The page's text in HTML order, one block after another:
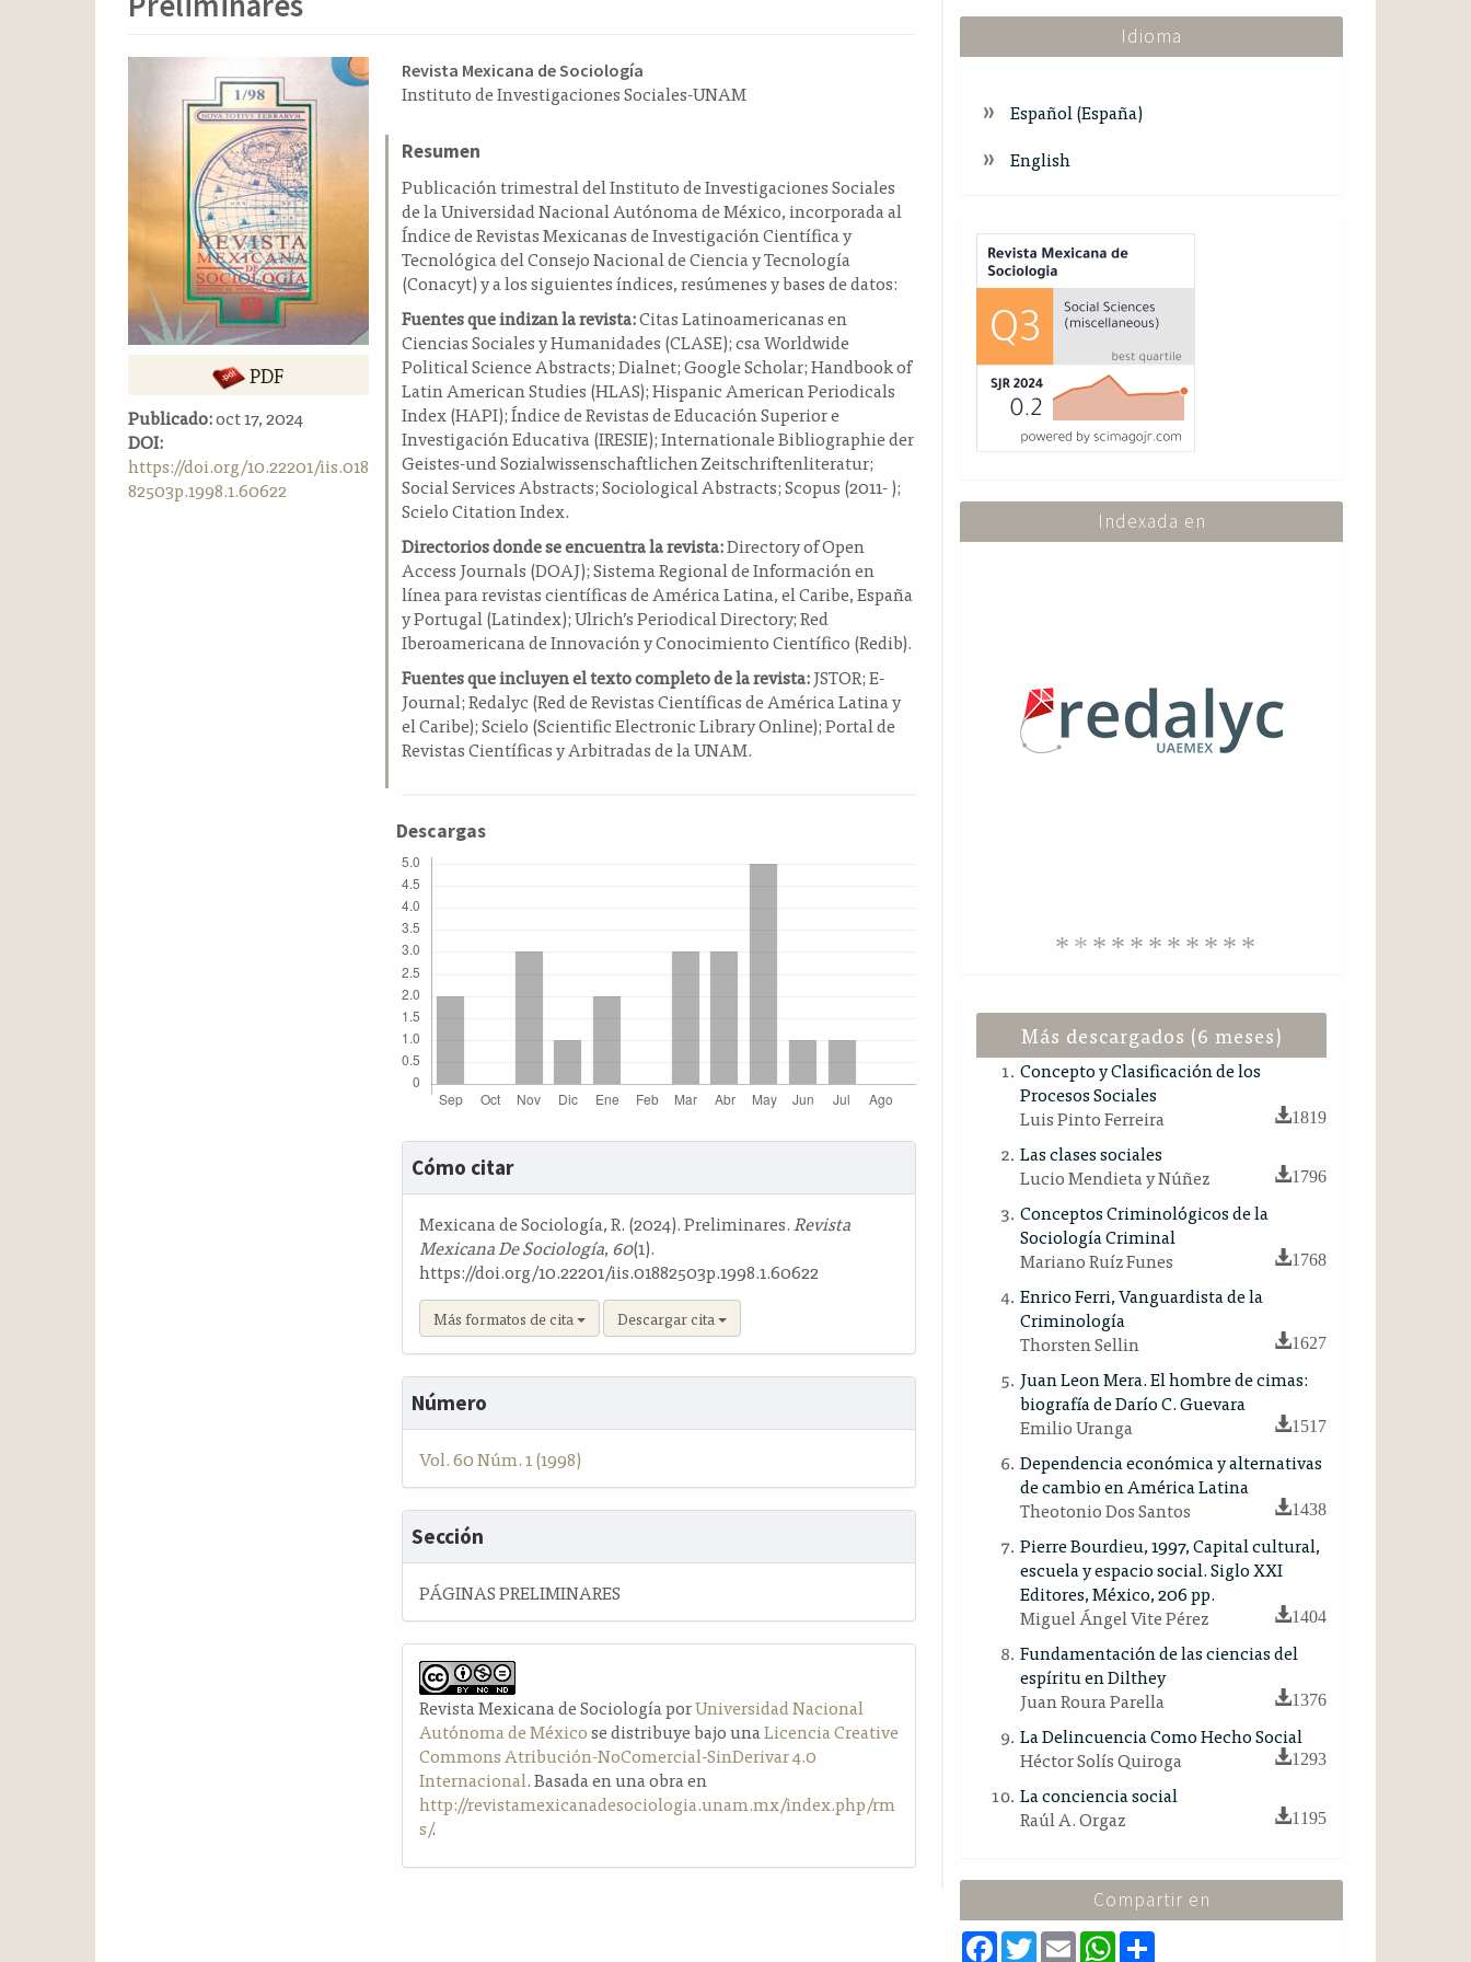
lateral
del
artículo
PDF
Publicado:oct 17, 2024
DOI:
https://doi.org/10.22201/iis.018
82503p.1998.1.60622
Contenido
principal
artículo
Revista Mexicana de Sociología
Instituto de Investigaciones Sociales-UNAM
Resumen
Publicación trimestral del Instituto de Investigaciones Sociales
de la Universidad Nacional Autónoma de México, incorporada al
Índice de Revistas Mexicanas de Investigación Científica y
Tecnológica del Consejo Nacional de Ciencia y Tecnología
(Conacyt) y a los siguientes índices, resúmenes y bases de datos:
Fuentes que indizan la revista:Citas Latinoamericanas en
Ciencias Sociales y Humanidades (CLASE); csa Worldwide
Political Science Abstracts; Dialnet; Google Scholar; Handbook of
Latin American Studies (HLAS); Hispanic American Periodicals
Index (HAPI); Índice de Revistas de Educación Superior e
Investigación Educativa (IRESIE); Internationale Bibliographie der
Geistes-und Sozialwissenschaftlichen Zeitschriftenliteratur;
Social Services Abstracts; Sociological Abstracts; Scopus (2011- );
Scielo Citation Index.
Directorios donde se encuentra la revista:Directory of Open
Access Journals (DOAJ); Sistema Regional de Información en
línea para revistas científicas de América Latina, el Caribe, España
y Portugal (Latindex); Ulrich’s Periodical Directory; Red
Iberoamericana de Innovación y Conocimiento Científico (Redib).
Fuentes que incluyen el texto completo de la revista:JSTOR; E-
Journal; Redalyc (Red de Revistas Científicas de América Latina y
el Caribe); Scielo (Scientific Electronic Library Online); Portal de
Revistas Científicas y Arbitradas de la UNAM.
Descargas
Detalles
del
artículo
Cómo citar
Mexicana de Sociología, R. (2024). Preliminares.Revista
Mexicana De Sociología, 60(1).
https://doi.org/10.22201/iis.01882503p.1998.1.60622
Más formatos de cita Descargar cita
Número
Vol. 60 Núm. 1 (1998)
Sección
PÁGINAS PRELIMINARES
Revista Mexicana de Sociología porUniversidad Nacional
Autónoma de Méxicose distribuye bajo unaLicencia Creative
Commons Atribución-NoComercial-SinDerivar 4.0
Internacional. Basada en una obra en
http://revistamexicanadesociologia.unam.mx/index.php/rm
s/.
Idioma
Español (España)
English
Index
Indexada en
Más descargados (6 meses)
Concepto y Clasificación de los
Procesos Sociales
Luis Pinto Ferreira
1819
Las clases sociales
Lucio Mendieta y Núñez
1796
Conceptos Criminológicos de la
Sociología Criminal
Mariano Ruíz Funes
1768
Enrico Ferri, Vanguardista de la
Criminología
Thorsten Sellin
1627
Juan Leon Mera. El hombre de cimas:
biografía de Darío C. Guevara
Emilio Uranga
1517
Dependencia económica y alternativas
de cambio en América Latina
Theotonio Dos Santos
1438
Pierre Bourdieu, 1997, Capital cultural,
escuela y espacio social. Siglo XXI
Editores, México, 206 pp.
Miguel Ángel Vite Pérez
1404
Fundamentación de las ciencias del
espíritu en Dilthey
Juan Roura Parella
1376
La Delincuencia Como Hecho Social
Héctor Solís Quiroga
1293
La conciencia social
Raúl A. Orgaz
1195
Compartir en
F T E W